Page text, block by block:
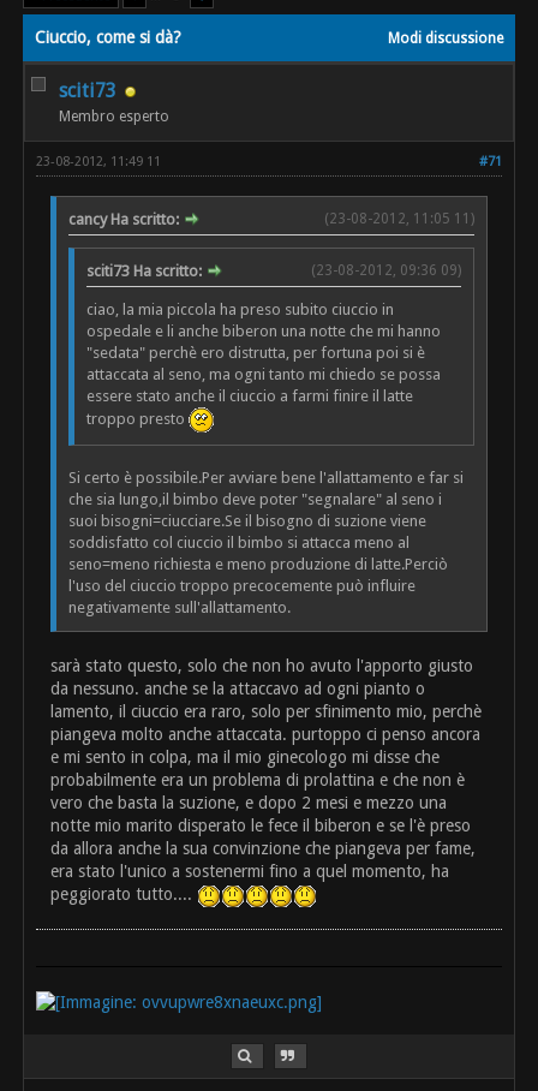
Modi discussione
Ciuccio, come si dà?
sciti73
Membro esperto
#71
23-08-2012, 11:49 11
(23-08-2012, 11:05 11)
cancy Ha scritto:
(23-08-2012, 09:36 09)
sciti73 Ha scritto:
ciao, la mia piccola ha preso subito ciuccio in
ospedale e li anche biberon una notte che mi hanno
"sedata" perchè ero distrutta, per fortuna poi si è
attaccata al seno, ma ogni tanto mi chiedo se possa
essere stato anche il ciuccio a farmi finire il latte
troppo presto
Si certo è possibile.Per avviare bene l'allattamento e far si
che sia lungo,il bimbo deve poter "segnalare" al seno i
suoi bisogni=ciucciare.Se il bisogno di suzione viene
soddisfatto col ciuccio il bimbo si attacca meno al
seno=meno richiesta e meno produzione di latte.Perciò
l'uso del ciuccio troppo precocemente può influire
negativamente sull'allattamento.
sarà stato questo, solo che non ho avuto l'apporto giusto
da nessuno. anche se la attaccavo ad ogni pianto o
lamento, il ciuccio era raro, solo per sfinimento mio, perchè
piangeva molto anche attaccata. purtoppo ci penso ancora
e mi sento in colpa, ma il mio ginecologo mi disse che
probabilmente era un problema di prolattina e che non è
vero che basta la suzione, e dopo 2 mesi e mezzo una
notte mio marito disperato le fece il biberon e se l'è preso
da allora anche la sua convinzione che piangeva per fame,
era stato l'unico a sostenermi fino a quel momento, ha
peggiorato tutto....